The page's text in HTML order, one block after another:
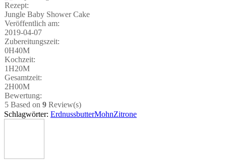
Rezept:
Jungle Baby Show­er Cake
Ver­öf­fent­lich am:
2019-04-07
Zube­rei­tungs­zeit:
0H40M
Koch­zeit:
1H20M
Gesamt­zeit:
2H00M
Bewer­tung:
5 Based on 9 Review(s)
Schlagwörter: ErdnussbutterMohnZitrone